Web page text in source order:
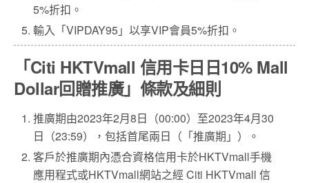
5%折扣。
輸入「VIPDAY95」以享VIP會員5%折扣。
「Citi HKTVmall 信用卡日日10% Mall
Dollar回贈推廣」條款及細則
推廣期由2023年2月8日（00:00）至2023年4月30
日（23:59），包括首尾兩日（「推廣期」）。
客戶於推廣期內憑合資格信用卡於HKTVmall手機
應用程式或HKTVmall網站之經 Citi HKTVmall 信